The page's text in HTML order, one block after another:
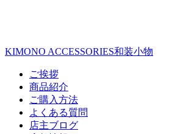
KIMONO ACCESSORIES和装小物
ご挨拶
商品紹介
ご購入方法
よくある質問
店主ブログ